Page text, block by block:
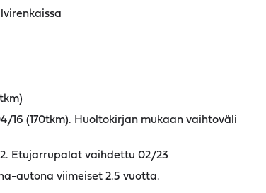
16 (170tkm). Huoltokirjan mukaan vaihtoväli
Etujarrupalat vaihdettu 02/23
autona viimeiset 2.5 vuotta.